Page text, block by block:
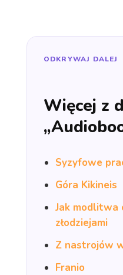
ODKRYWAJ DALEJ
Więcej z
Syzyfowe
Góra Kikineis
Jak modlitwa
złodziejami
Z nastrojów
Franio